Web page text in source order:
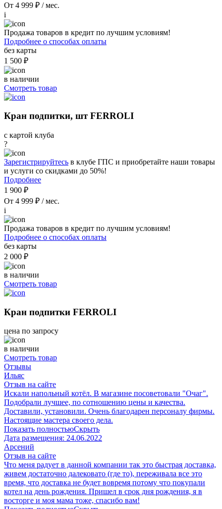
От 4 999 ₽ / мес.
i
Продажа товаров в кредит по лучшим условиям!
Подробнее о способах оплаты
без карты
1 500 ₽
в наличии
Смотреть товар
Кран подпитки, шт FERROLI
с картой клуба
?
Зарегистрируйтесь в клубе ГПС и приобретайте наши товары
и услуги со скидками до 50%!
Подробнее
1 900 ₽
От 4 999 ₽ / мес.
i
Продажа товаров в кредит по лучшим условиям!
Подробнее о способах оплаты
без карты
2 000 ₽
в наличии
Смотреть товар
Кран подпитки FERROLI
цена по запросу
в наличии
Смотреть товар
Отзывы
Ильяс
Отзыв на сайте
Искали напольный котёл. В магазине посоветовали "Очаг".
Подобрали лучшее, по сотношению цены и качества.
Доставили, установили. Очень благодарен персоналу фирмы.
Настоящие мастера своего дела.
Показать полностьюСкрыть
Дата размещения: 24.06.2022
Арсений
Отзыв на сайте
Что меня радует в данной компании так это быстрая доставка,
живем достаточно далековато (где то), переживала все это
время, что доставка не будет вовремя потому что покупали
котел на день рождения. Пришел в срок дня рождения, я в
восторге и моя мама тоже, спасибо вам!